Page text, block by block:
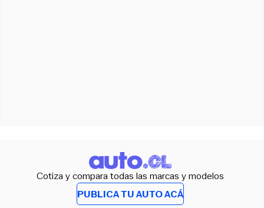
Cotiza y compara todas las marcas y modelos
PUBLICA TU AUTO ACÁ